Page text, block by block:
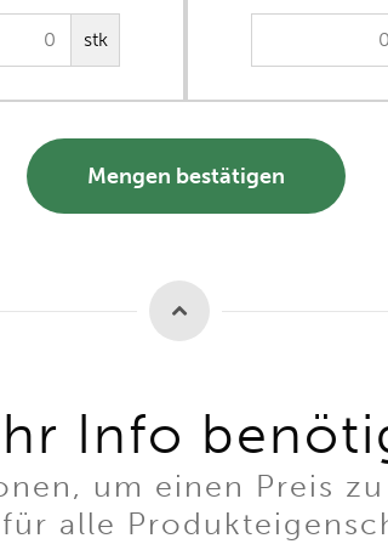
stk
Mengen bestätigen
Info
um einen Preis
alle